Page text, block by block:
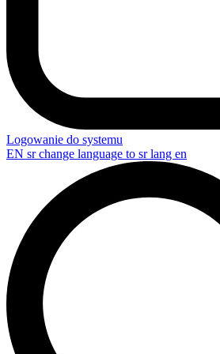
Logowanie do systemu
EN sr change language to sr lang en